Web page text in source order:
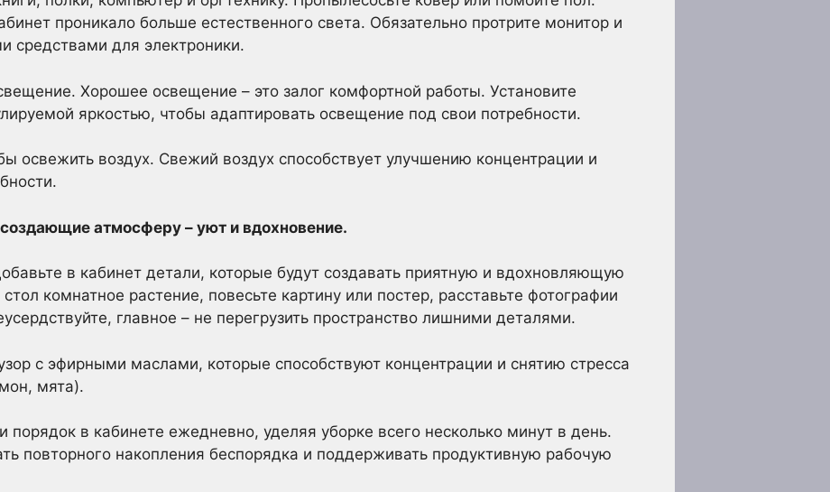
проникало больше естественного света. Обязательно протрите монитор и
средствами для электроники.
Хорошее освещение – это залог комфортной работы. Установите
яркостью, чтобы адаптировать освещение под свои потребности.
освежить воздух. Свежий воздух способствует улучшению концентрации и
атмосферу – уют и вдохновение.
в кабинет детали, которые будут создавать приятную и вдохновляющую
комнатное растение, повесьте картину или постер, расставьте фотографии
главное – не перегрузить пространство лишними деталями.
с эфирными маслами, которые способствуют концентрации и снятию стресса
мята).
порядок в кабинете ежедневно, уделяя уборке всего несколько минут в день.
повторного накопления беспорядка и поддерживать продуктивную рабочую